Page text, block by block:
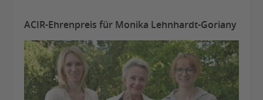
ACIR-Ehrenpreis für Monika Lehnhardt-Goriany